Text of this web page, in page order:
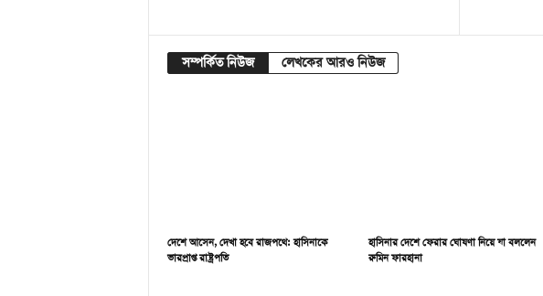
সম্পর্কিত নিউজ লেখকের আরও নিউজ
দেশে আসেন, দেখা হবে রাজপথে: হাসিনাকে
ভারপ্রাপ্ত রাষ্ট্রপতি
হাসিনার দেশে ফেরার ঘোষণা নিয়ে যা বললেন
রুমিন ফারহানা